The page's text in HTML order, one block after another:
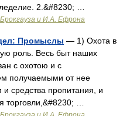
2.&#8230; …
и И.А. Ефрона
Промыслы — 1) Охота в
роль. Весь быт наших
с охотою и с
получаемыми от нее
средства пропитания, и
торговли,&#8230; …